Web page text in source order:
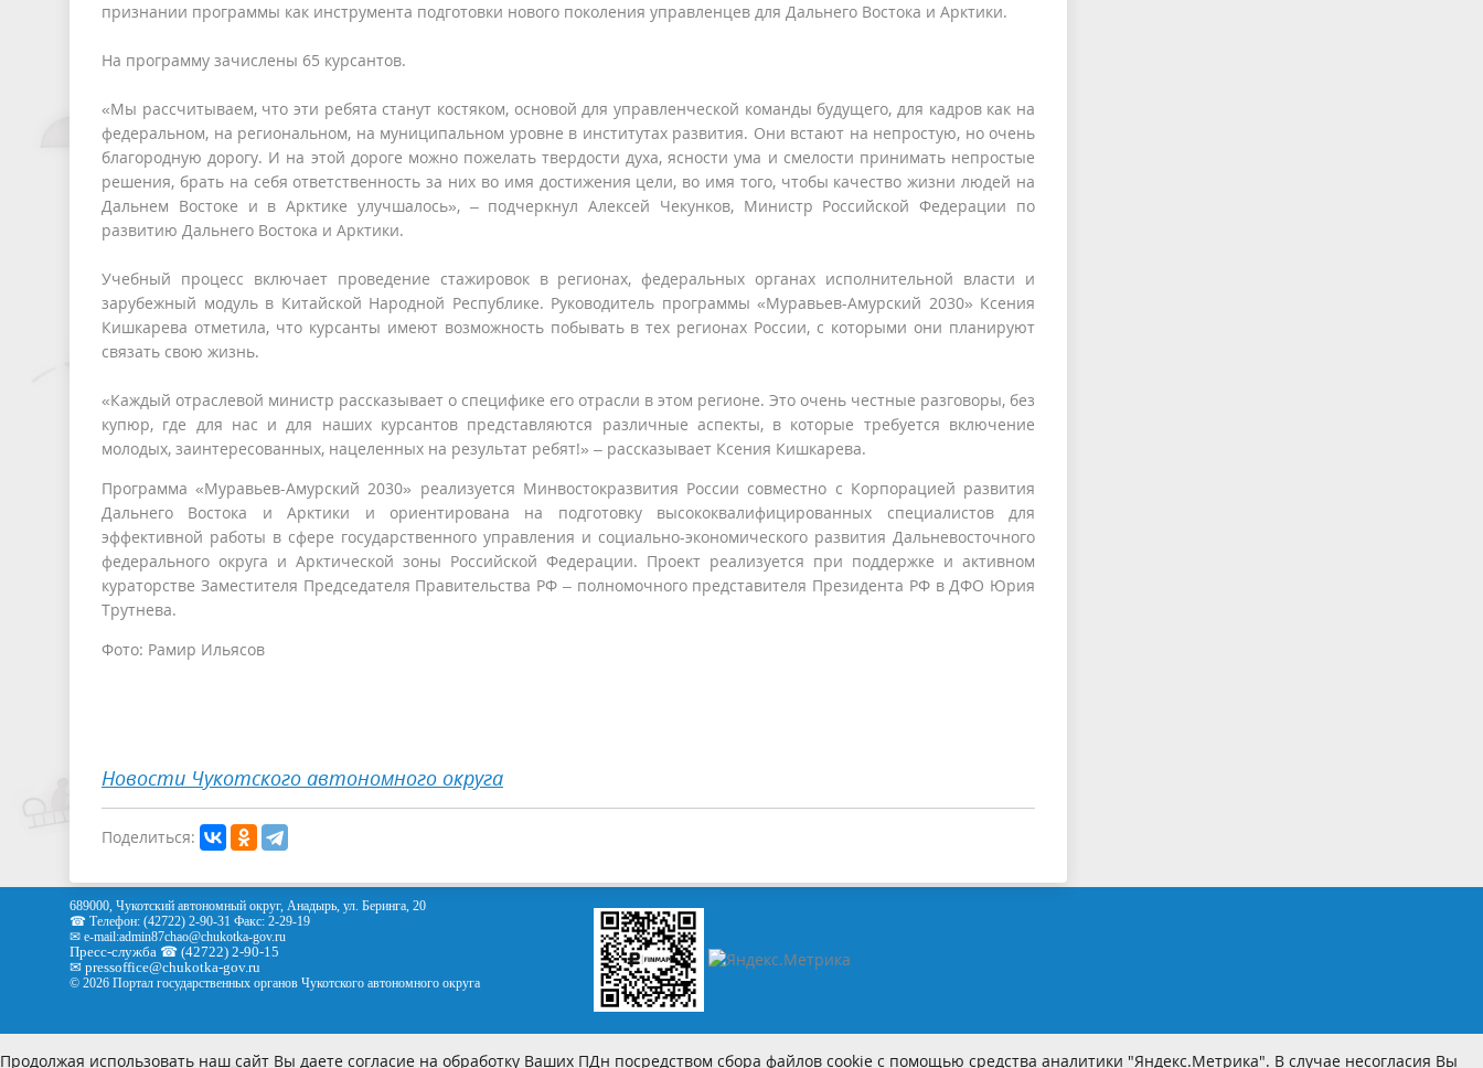
признании программы как инструмента подготовки нового поколения управленцев для Дальнего Востока и Арктики.
На программу зачислены 65 курсантов.
«Мы рассчитываем, что эти ребята станут костяком, основой для управленческой команды будущего, для кадров как на
федеральном, на региональном, на муниципальном уровне в институтах развития. Они встают на непростую, но очень
благородную дорогу. И на этой дороге можно пожелать твердости духа, ясности ума и смелости принимать непростые
решения, брать на себя ответственность за них во имя достижения цели, во имя того, чтобы качество жизни людей на
Дальнем Востоке и в Арктике улучшалось», – подчеркнул Алексей Чекунков, Министр Российской Федерации по
развитию Дальнего Востока и Арктики.
Учебный процесс включает проведение стажировок в регионах, федеральных органах исполнительной власти и
зарубежный модуль в Китайской Народной Республике. Руководитель программы «Муравьев-Амурский 2030» Ксения
Кишкарева отметила, что курсанты имеют возможность побывать в тех регионах России, с которыми они планируют
связать свою жизнь.
«Каждый отраслевой министр рассказывает о специфике его отрасли в этом регионе. Это очень честные разговоры, без
купюр, где для нас и для наших курсантов представляются различные аспекты, в которые требуется включение
молодых, заинтересованных, нацеленных на результат ребят!» – рассказывает Ксения Кишкарева.
Программа «Муравьев-Амурский 2030» реализуется Минвостокразвития России совместно с Корпорацией развития
Дальнего Востока и Арктики и ориентирована на подготовку высококвалифицированных специалистов для
эффективной работы в сфере государственного управления и социально-экономического развития Дальневосточного
федерального округа и Арктической зоны Российской Федерации. Проект реализуется при поддержке и активном
кураторстве Заместителя Председателя Правительства РФ – полномочного представителя Президента РФ в ДФО Юрия
Трутнева.
Фото: Рамир Ильясов
Новости Чукотского автономного округа
Поделиться:
689000, Чукотский автономный округ, Анадырь, ул. Беринга, 20
☎ Телефон: (42722) 2-90-31 Факс: 2-29-19
✉ e-mail:admin87chao@chukotka-gov.ru
Пресс-служба ☎ (42722) 2-90-15
✉ pressoffice@chukotka-gov.ru
© 2026 Портал государственных органов Чукотского автономного округа
Продолжая использовать наш сайт Вы даете согласие на обработку Ваших ПДн посредством сбора файлов cookie с помощью средства аналитики "Яндекс.Метрика". В случае несогласия Вы